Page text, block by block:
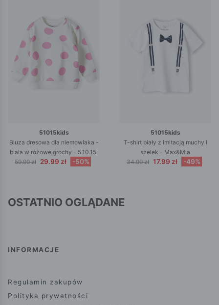
51015kids
Bluza dresowa dla niemowlaka -
biała w różowe grochy - 5.10.15.
59.99 zł 29.99 zł -50%
51015kids
T-shirt biały z imitacją muchy i
szelek - Max&Mia
34.99 zł 17.99 zł -49%
OSTATNIO OGLĄDANE
INFORMACJE
Regulamin zakupów
Polityka prywatności